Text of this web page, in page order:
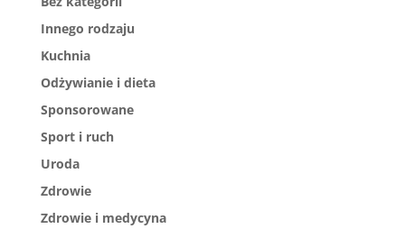
Innego rodzaju
Kuchnia
Odżywianie i dieta
Sponsorowane
Sport i ruch
Uroda
Zdrowie
Zdrowie i medycyna